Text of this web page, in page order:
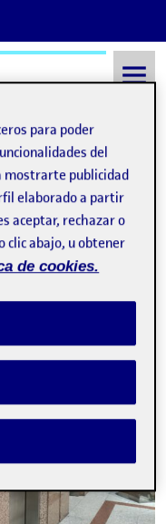
2022
10:50 am
para poder
del
mostrarte publicidad
elaborado a partir
aceptar, rechazar o
clic abajo, u obtener
de cookies.